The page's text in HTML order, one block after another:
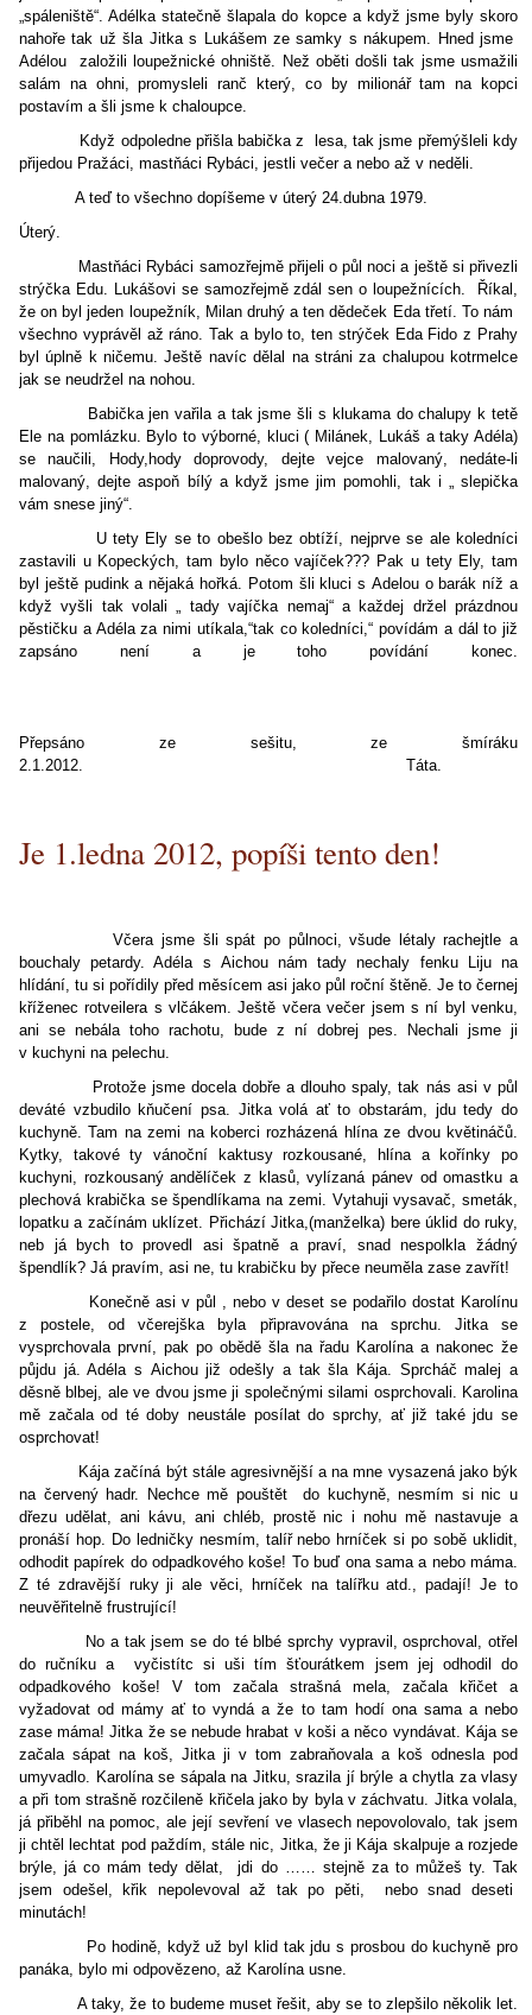
„spáleniště“. Adélka statečně šlapala do kopce a když jsme byly skoro
nahoře tak už šla Jitka s Lukášem ze samky s nákupem. Hned jsme
Adélou
založili loupežnické ohniště. Než oběti došli tak jsme usmažili
salám na ohni, promysleli ranč který, co by milionář tam na kopci
postavím a šli jsme k chaloupce.
Když odpoledne přišla babička z lesa, tak jsme přemýšleli kdy
přijedou Pražáci, mastňáci Rybáci, jestli večer a nebo až v neděli.
A teď to všechno dopíšeme v úterý 24.dubna 1979.
Úterý.
Mastňáci Rybáci samozřejmě přijeli o půl noci a ještě si přivezli
strýčka Edu. Lukášovi se samozřejmě zdál sen o loupežnících.
Říkal,
že on byl jeden loupežník, Milan druhý a ten dědeček Eda třetí. To nám
všechno vyprávěl až ráno. Tak a bylo to, ten strýček Eda Fido z Prahy
byl úplně k ničemu. Ještě navíc dělal na stráni za chalupou kotrmelce
jak se neudržel na nohou.
Babička jen vařila a tak jsme šli s klukama do chalupy k tetě
Ele na pomlázku. Bylo to výborné, kluci ( Milánek, Lukáš a taky Adéla)
se naučili, Hody,hody doprovody, dejte vejce malovaný, nedáte-li
malovaný, dejte aspoň bílý a když jsme jim pomohli, tak i „ slepička
vám snese jiný“.
U tety Ely se to obešlo bez obtíží, nejprve se ale koledníci
zastavili u Kopeckých, tam bylo něco vajíček??? Pak u tety Ely, tam
byl ještě pudink a nějaká hořká. Potom šli kluci s Adelou o barák níž a
když vyšli tak volali „ tady vajíčka nemaj“ a každej držel prázdnou
pěstičku a Adéla za nimi utíkala,“tak co koledníci,“ povídám a dál to již
zapsáno není a je toho povídání konec.
Přepsáno ze sešitu, ze šmíráku
2.1.2012.
Táta.
Je 1.ledna 2012, popíši tento den!
Včera jsme šli spát po půlnoci, všude létaly rachejtle a
bouchaly petardy. Adéla s Aichou nám tady nechaly fenku Liju na
hlídání, tu si pořídily před měsícem asi jako půl roční štěně. Je to černej
kříženec rotveilera s vlčákem. Ještě včera večer jsem s ní byl venku,
ani se nebála toho rachotu, bude z ní dobrej pes. Nechali jsme ji
v kuchyni na pelechu.
Protože jsme docela dobře a dlouho spaly, tak nás asi v půl
deváté vzbudilo kňučení psa. Jitka volá ať to obstarám, jdu tedy do
kuchyně. Tam na zemi na koberci rozházená hlína ze dvou květináčů.
Kytky, takové ty vánoční kaktusy rozkousané, hlína a kořínky po
kuchyni, rozkousaný andělíček z klasů, vylízaná pánev od omastku a
plechová krabička se špendlíkama na zemi. Vytahuji vysavač, smeták,
lopatku a začínám uklízet. Přichází Jitka,(manželka) bere úklid do ruky,
neb já bych to provedl asi špatně a praví, snad nespolkla žádný
špendlík? Já pravím, asi ne, tu krabičku by přece neuměla zase zavřít!
Konečně asi v půl , nebo v deset se podařilo dostat Karolínu
z postele, od včerejška byla připravována na sprchu. Jitka se
vysprchovala první, pak po obědě šla na řadu Karolína a nakonec že
půjdu já. Adéla s Aichou již odešly a tak šla Kája. Sprcháč malej a
děsně blbej, ale ve dvou jsme ji společnými silami osprchovali. Karolina
mě začala od té doby neustále posílat do sprchy, ať již také jdu se
osprchovat!
Kája začíná být stále agresivnější a na mne vysazená jako býk
na červený hadr. Nechce mě pouštět
do kuchyně, nesmím si nic u
dřezu udělat, ani kávu, ani chléb, prostě nic i nohu mě nastavuje a
pronáší hop. Do ledničky nesmím, talíř nebo hrníček si po sobě uklidit,
odhodit papírek do odpadkového koše! To buď ona sama a nebo máma.
Z té zdravější ruky ji ale věci, hrníček na talířku atd., padají! Je to
neuvěřitelně frustrující!
No a tak jsem se do té blbé sprchy vypravil, osprchoval, otřel
do ručníku a
vyčistítc si uši tím šťourátkem jsem jej odhodil do
odpadkového koše! V tom začala strašná mela, začala křičet a
vyžadovat od mámy ať to vyndá a že to tam hodí ona sama a nebo
zase máma! Jitka že se nebude hrabat v koši a něco vyndávat. Kája se
začala sápat na koš, Jitka ji v tom zabraňovala a koš odnesla pod
umyvadlo. Karolína se sápala na Jitku, srazila jí brýle a chytla za vlasy
a při tom strašně rozčileně křičela jako by byla v záchvatu. Jitka volala,
já přiběhl na pomoc, ale její sevření ve vlasech nepovolovalo, tak jsem
ji chtěl lechtat pod paždím, stále nic, Jitka, že ji Kája skalpuje a rozjede
brýle, já co mám tedy dělat,
jdi do …… stejně za to můžeš ty. Tak
jsem odešel, křik nepolevoval až tak po pěti,
nebo snad deseti
minutách!
Po hodině, když už byl klid tak jdu s prosbou do kuchyně pro
panáka, bylo mi odpovězeno, až Karolína usne.
A taky, že to budeme muset řešit, aby se to zlepšilo několik let.